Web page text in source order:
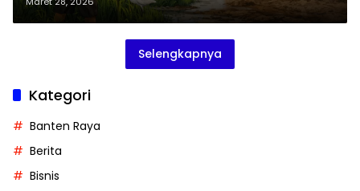
Selengkapnya
Kategori
Banten Raya
Berita
Bisnis